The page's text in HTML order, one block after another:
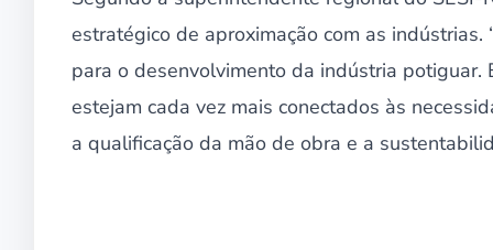
estratégico de aproximação com as
para o desenvolvimento da indústria potiguar.
estejam cada vez mais conectados às
a qualificação da mão de obra e a